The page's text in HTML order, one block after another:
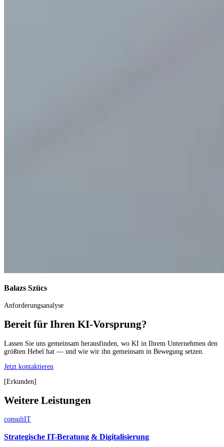
Balazs Szücs
Anforderungsanalyse
Bereit für Ihren KI-Vorsprung?
Lassen Sie uns gemeinsam herausfinden, wo KI in Ihrem Unternehmen den
größten Hebel hat — und wie wir ihn gemeinsam in Bewegung setzen.
Jetzt kontaktieren
[Erkunden]
Weitere Leistungen
consultIT
Strategische IT-Beratung & Digitalisierung